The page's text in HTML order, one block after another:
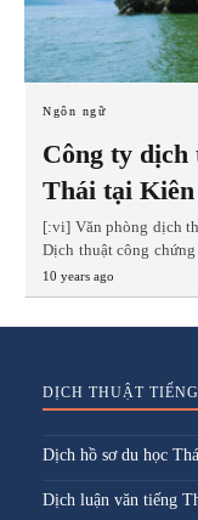
Ngôn ngữ
Công ty dịch
Thái tại
[:vi] Văn phòng dịch
Dịch thuật công
10 years ago
DỊCH THUẬT
Dịch hồ sơ du học
Dịch luận văn tiếng